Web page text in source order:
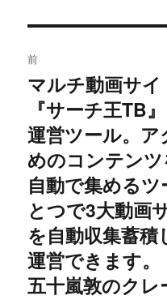
稿
ナ
ビ
ゲ
ー
シ
ョ
前
過
去
の
投
稿:
マルチ動画サ
『サーチ王TB
運営ツール。
めのコンテン
自動で集める
とつで3大動画
を自動収集蓄
運営できます
五十嵐敦のクレ